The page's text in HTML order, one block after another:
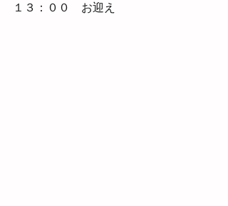
１３：００　お迎え